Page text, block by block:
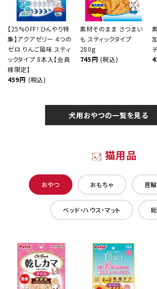
【25%OFF！ひんやり特
集】アクアゼリー 4つの
ゼロ りんご風味 スティ
ックタイプ 8本入【会員
様限定】
459円 (税込)
素材そのまま さつまい
も スティックタイプ
280g
745円 (税込)
犬用おやつの一覧を見る
猫用品
おやつ おもちゃ 首
ベッド・ハウス・マット